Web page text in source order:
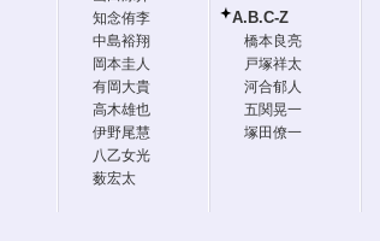
知念侑李
中島裕翔
岡本圭人
有岡大貴
高木雄也
伊野尾慧
八乙女光
薮宏太
A.B.C-Z
橋本良亮
戸塚祥太
河合郁人
五関晃一
塚田僚一